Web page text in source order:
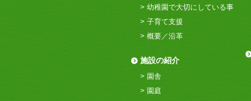
幼稚園で大切にしている事
子育て支援
概要／沿革
施設の紹介
園舎
園庭